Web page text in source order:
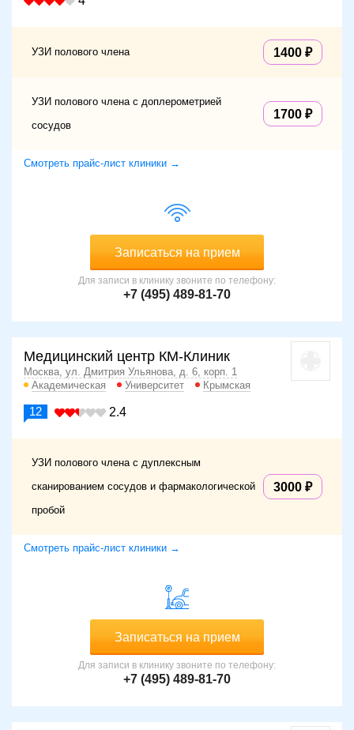
УЗИ полового члена 1400
УЗИ полового члена с доплерометрией
сосудов
1700
Смотреть прайс-лист клиники →
Записаться на прием
Для записи в клинику звоните по телефону:
+7 (495) 489-81-70
Медицинский центр КМ-Клиник
Москва, ул. Дмитрия Ульянова, д. 6, корп. 1
Академическая
Университет Крымская
12 2.4
УЗИ полового члена с дуплексным
сканированием сосудов и фармакологической
пробой
3000
Смотреть прайс-лист клиники →
Записаться на прием
Для записи в клинику звоните по телефону:
+7 (495) 489-81-70